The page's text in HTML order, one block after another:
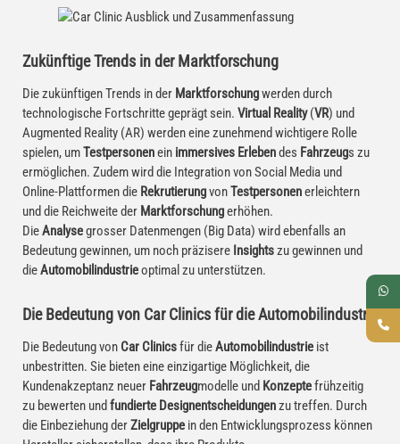
Zukünftige Trends in der Marktforschung
Die zukünftigen Trends in der Marktforschungwerden durch
technologische Fortschritte geprägt sein. Virtual Reality(VR) und
Augmented Reality (AR) werden eine zunehmend wichtigere Rolle
spielen, umTestpersonenein immersives Erlebendes Fahrzeugs zu
ermöglichen. Zudem wird die Integration von Social Media und
Online-Plattformen die RekrutierungvonTestpersonenerleichtern
und die Reichweite der Marktforschungerhöhen.
DieAnalysegrosser Datenmengen (Big Data) wird ebenfalls an
Bedeutung gewinnen, um noch präzisere Insightszu gewinnen und
dieAutomobilindustrieoptimal zu unterstützen.
Die Bedeutung von Car Clinics für die Automobilindustrie
Die Bedeutung von Car Clinicsfür dieAutomobilindustrie ist
unbestritten. Sie bieten eine einzigartige Möglichkeit, die
Kundenakzeptanz neuer Fahrzeugmodelle und Konzeptefrühzeitig
zu bewerten und fundierte Designentscheidungenzu treffen. Durch
die Einbeziehung derZielgruppe in den Entwicklungsprozess können